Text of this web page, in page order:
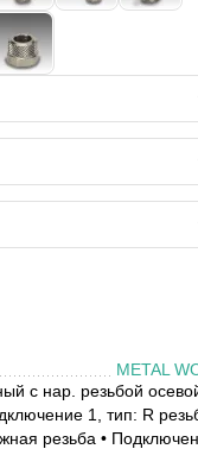
METAL
с нар. резьбой
1, тип: R
резьба •